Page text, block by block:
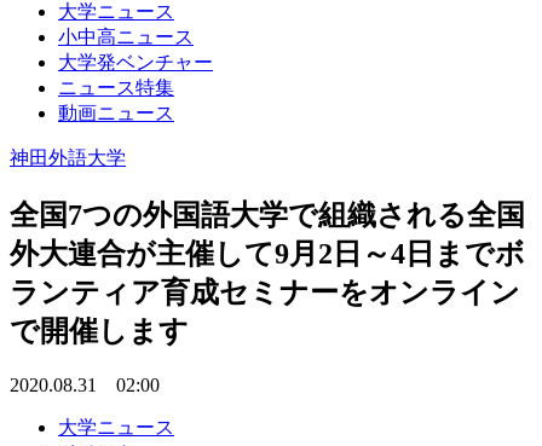
大学ニュース
小中高ニュース
大学発ベンチャー
ニュース特集
動画ニュース
神田外語大学
全国7つの外国語大学で組織される全国
外大連合が主催して9月2日～4日までボ
ランティア育成セミナーをオンライン
で開催します
2020.08.31 02:00
大学ニュース